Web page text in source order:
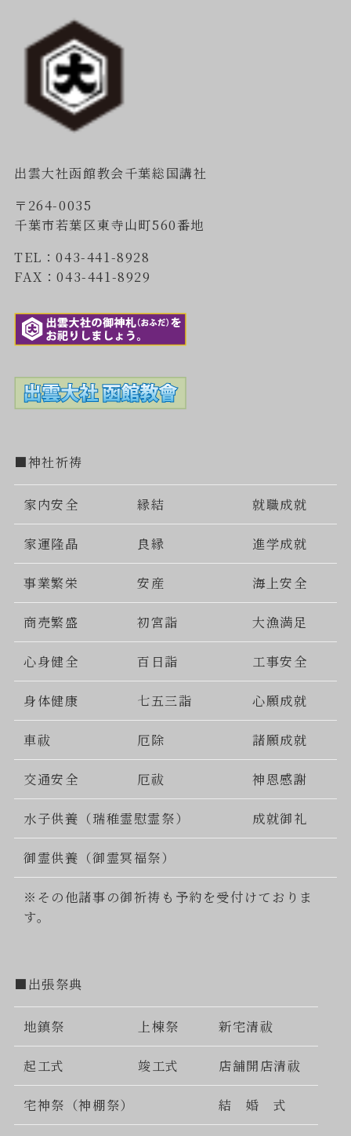
出雲大社函館教会千葉総国講社
〒264-0035
千葉市若葉区東寺山町560番地
TEL：043-441-8928
FAX：043-441-8929
■神社祈祷
家内安全 縁結 就職成就
家運隆晶 良縁 進学成就
事業繁栄 安産 海上安全
商売繁盛 初宮詣 大漁満足
心身健全 百日詣 工事安全
身体健康 七五三詣 心願成就
車祓 厄除 諸願成就
交通安全 厄祓 神恩感謝
水子供養（瑞稚霊慰霊祭） 成就御礼
御霊供養（御霊冥福祭）
※その他諸事の御祈祷も予約を受付けておりま
す。
■出張祭典
地鎮祭 上棟祭 新宅清祓
起工式 竣工式 店舗開店清祓
宅神祭（神棚祭） 結 婚 式